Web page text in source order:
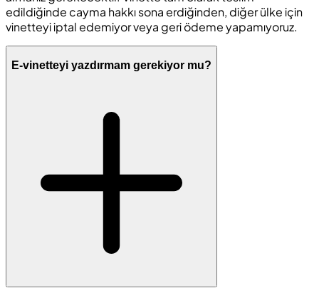
edildiğinde cayma hakkı sona erdiğinden, diğer ülke için
vinetteyi iptal edemiyor veya geri ödeme yapamıyoruz.
E-vinetteyi yazdırmam gerekiyor mu?